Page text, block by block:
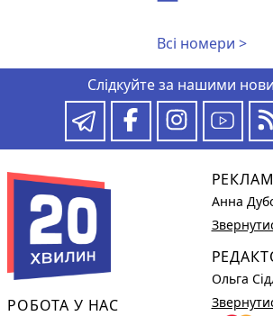
Всі номери >
Слідкуйте за нашими
РОБОТА У НАС
Анна
Ольга